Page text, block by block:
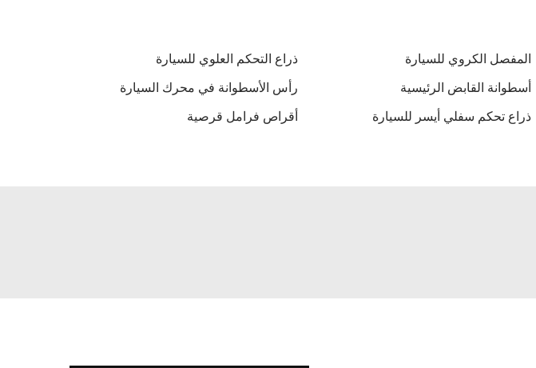
المفصل الكروي للسيارة
ذراع التحكم العلوي للسيارة
أسطوانة القابض الرئيسية
رأس الأسطوانة في محرك السيارة
ذراع تحكم سفلي أيسر للسيارة أقراص فرامل قرصية